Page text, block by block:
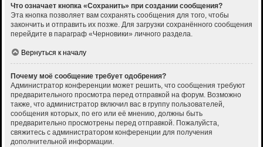
Что означает кнопка «Сохранить» при создании сообщения?
Эта кнопка позволяет вам сохранять сообщения для того, чтобы
закончить и отправить их позже. Для загрузки сохранённого сообщения
перейдите в параграф «Черновики» личного раздела.
Вернуться к началу
Почему моё сообщение требует одобрения?
Администратор конференции может решить, что сообщения требуют
предварительного просмотра перед отправкой на форум. Возможно
также, что администратор включил вас в группу пользователей,
сообщения которых, по его или её мнению, должны быть
предварительно просмотрены перед отправкой. Пожалуйста,
свяжитесь с администратором конференции для получения
дополнительной информации.